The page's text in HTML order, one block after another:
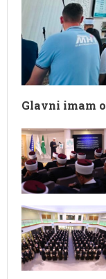
Glavni imam